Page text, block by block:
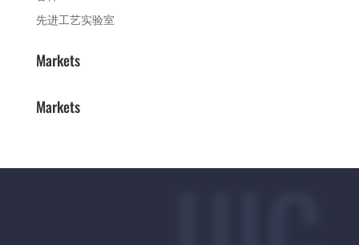
先进工艺实验室
Markets
Markets